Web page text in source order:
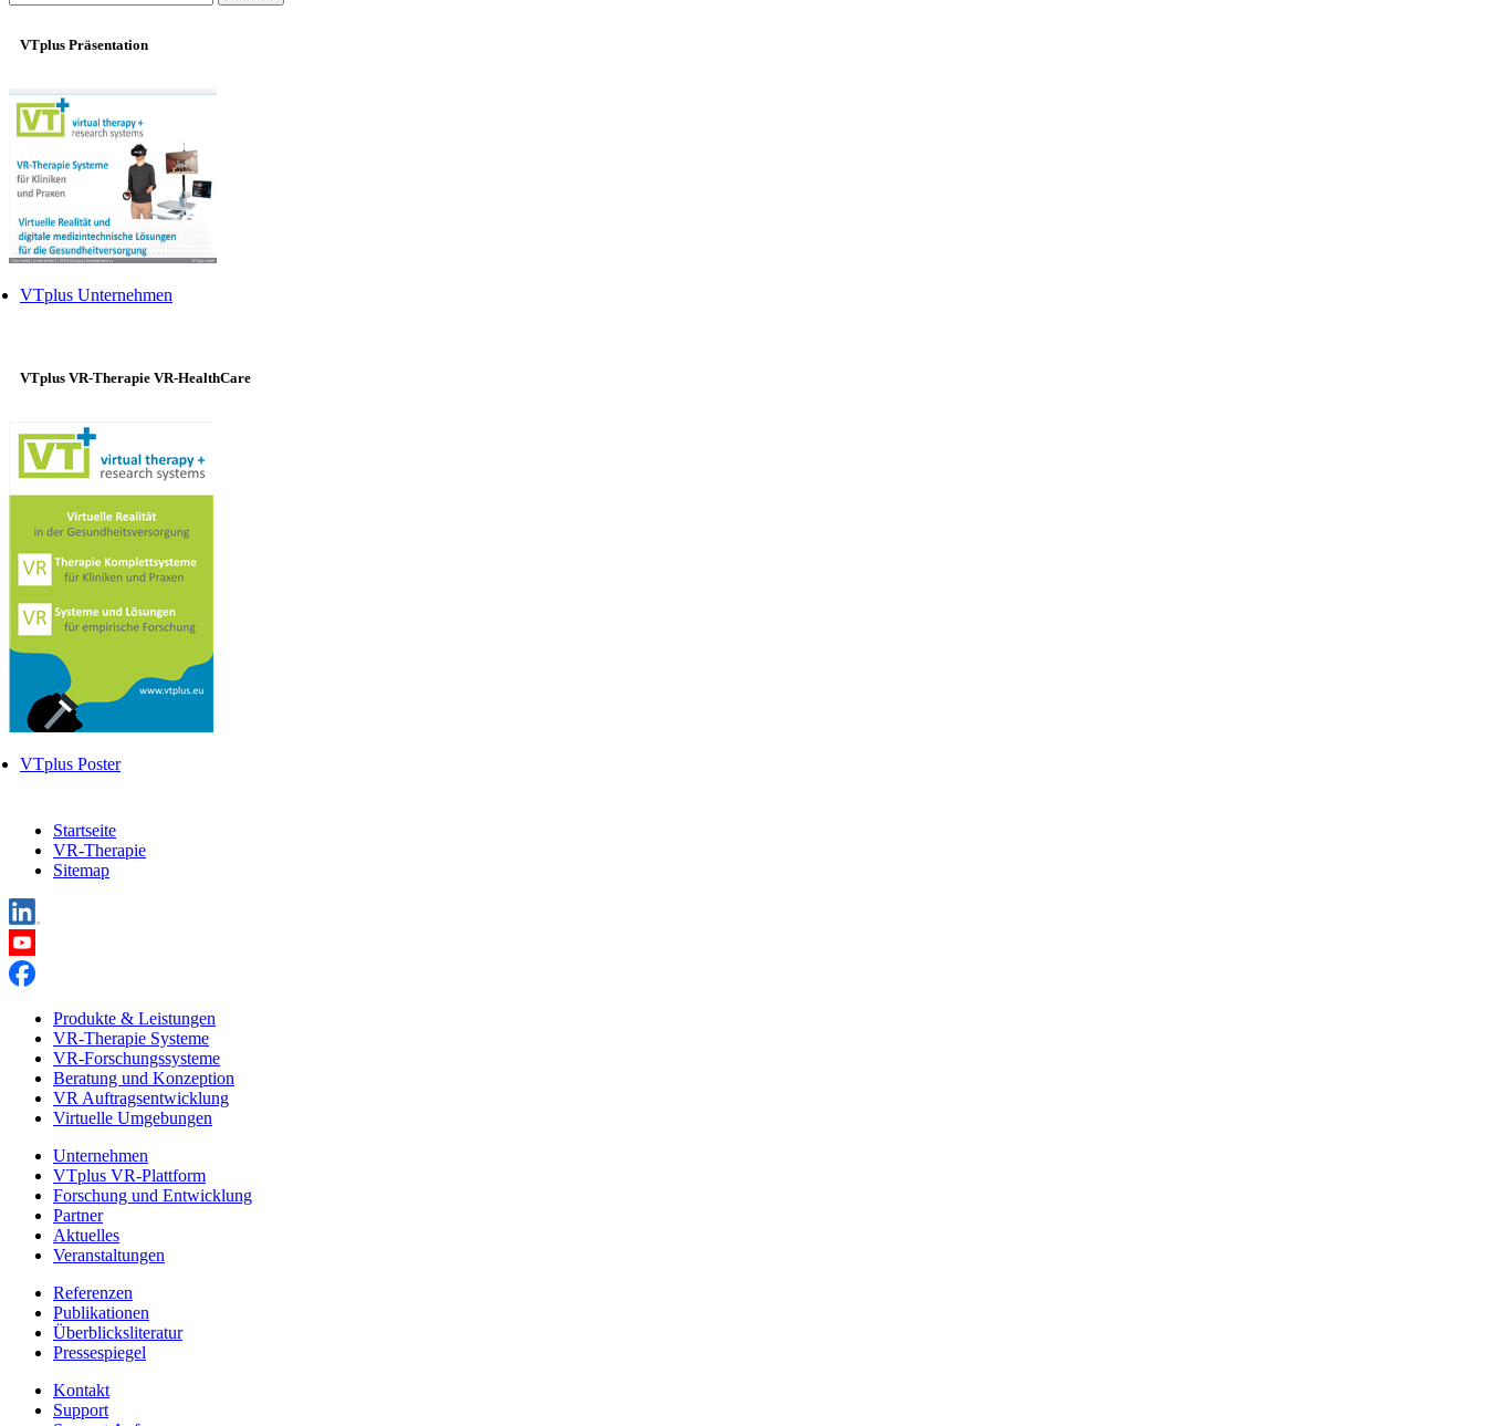
nach:
VTplus Präsentation
VTplus Unternehmen
VTplus VR-Therapie VR-HealthCare
VTplus Poster
Startseite
VR-Therapie
Sitemap
Produkte & Leistungen
VR-Therapie Systeme
VR-Forschungssysteme
Beratung und Konzeption
VR Auftragsentwicklung
Virtuelle Umgebungen
Unternehmen
VTplus VR-Plattform
Forschung und Entwicklung
Partner
Aktuelles
Veranstaltungen
Referenzen
Publikationen
Überblicksliteratur
Pressespiegel
Kontakt
Support